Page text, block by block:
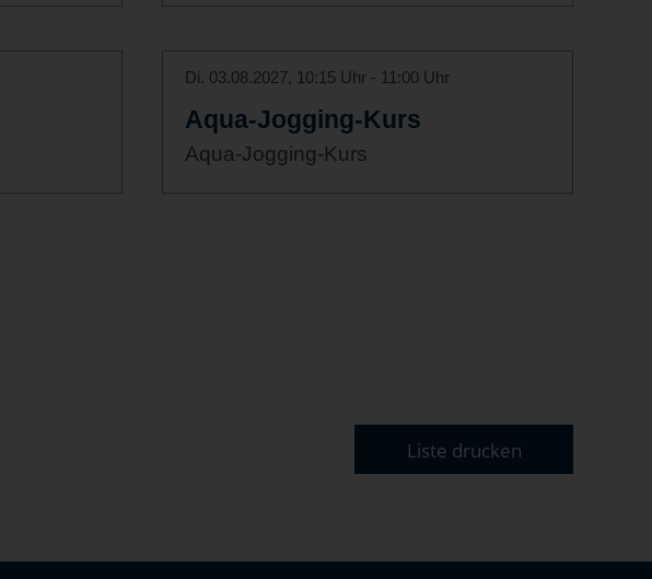
Di. 03.08.2027, 10:15 Uhr - 11:00 Uhr
Aqua-Jogging-Kurs
Aqua-Jogging-Kurs
Liste drucken